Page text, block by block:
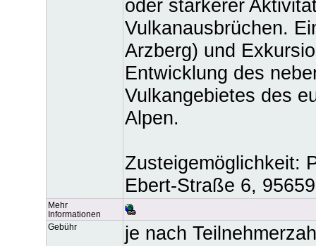
oder stärkerer
Vulkanausbrüchen.
Arzberg) und
Entwicklung des
Vulkangebietes des
Alpen.
Zusteigemöglichkeit:
Ebert-Straße 6,
Mehr
Informationen
Gebühr
je nach